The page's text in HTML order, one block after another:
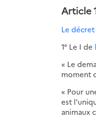
Article
Le
1° Le I de
« Le
moment
« Pour
est
animaux